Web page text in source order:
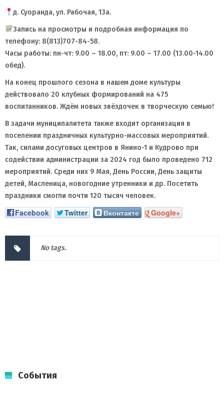
д. Суоранда, ул. Рабочая, 13а.
Запись на просмотры и подробная информация по
телефону: 8(813)707-84-58.
Часы работы: пн-чт: 9.00 – 18.00, пт: 9.00 – 17.00 (13.00-14.00
обед).
На конец прошлого сезона в нашем доме культуры
действовало 20 клубных формирований на 475
воспитанников. Ждём новых звёздочек в творческую семью!
В задачи муниципалитета также входит организация в
поселении праздничных культурно-массовых мероприятий.
Так, силами досуговых центров в Янино-1 и Кудрово при
содействии администрации за 2024 год было проведено 712
мероприятий. Среди них 9 Мая, День России, День защиты
детей, Масленица, новогодние утренники и др. Посетить
праздники смогли почти 120 тысяч человек.
Facebook Twitter Вконтакте Google+
No tags.
События